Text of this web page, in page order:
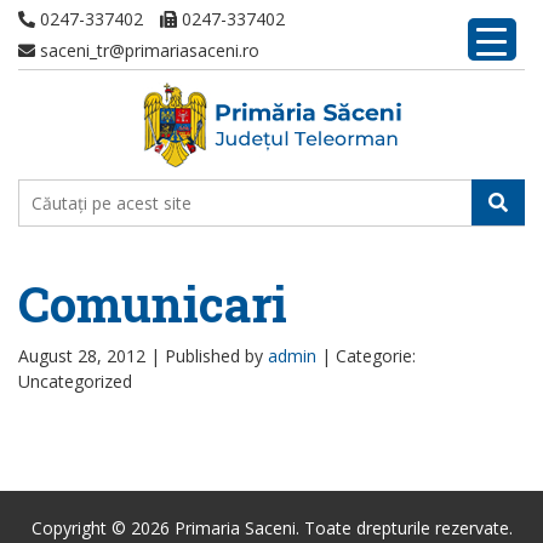
0247-337402
0247-337402
saceni_tr@primariasaceni.ro
Comunicari
August 28, 2012 | Published by admin | Categorie:
Uncategorized
Copyright © 2026 Primaria Saceni. Toate drepturile rezervate.